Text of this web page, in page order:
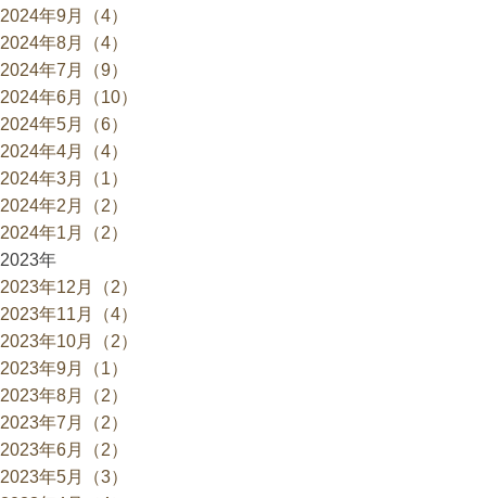
2024年9月（4）
2024年8月（4）
2024年7月（9）
2024年6月（10）
2024年5月（6）
2024年4月（4）
2024年3月（1）
2024年2月（2）
2024年1月（2）
2023年
2023年12月（2）
2023年11月（4）
2023年10月（2）
2023年9月（1）
2023年8月（2）
2023年7月（2）
2023年6月（2）
2023年5月（3）